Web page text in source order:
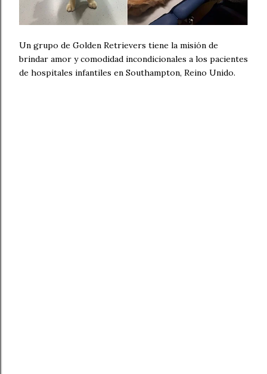
Un grupo de Golden Retrievers tiene la misión de
brindar amor y comodidad incondicionales a los pacientes
de hospitales infantiles en Southampton, Reino Unido.